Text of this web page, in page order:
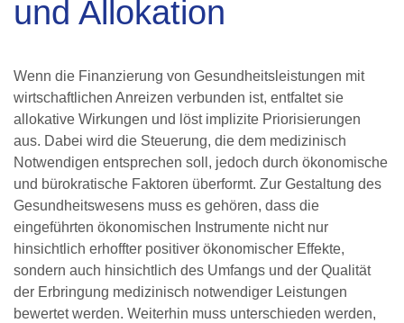
und Allokation
Wenn die Finanzierung von Gesundheitsleistungen mit
wirtschaftlichen Anreizen verbunden ist, entfaltet sie
allokative Wirkungen und löst implizite Priorisierungen
aus. Dabei wird die Steuerung, die dem medizinisch
Notwendigen entsprechen soll, jedoch durch ökonomische
und bürokratische Faktoren überformt. Zur Gestaltung des
Gesundheitswesens muss es gehören, dass die
eingeführten ökonomischen Instrumente nicht nur
hinsichtlich erhoffter positiver ökonomischer Effekte,
sondern auch hinsichtlich des Umfangs und der Qualität
der Erbringung medizinisch notwendiger Leistungen
bewertet werden. Weiterhin muss unterschieden werden,